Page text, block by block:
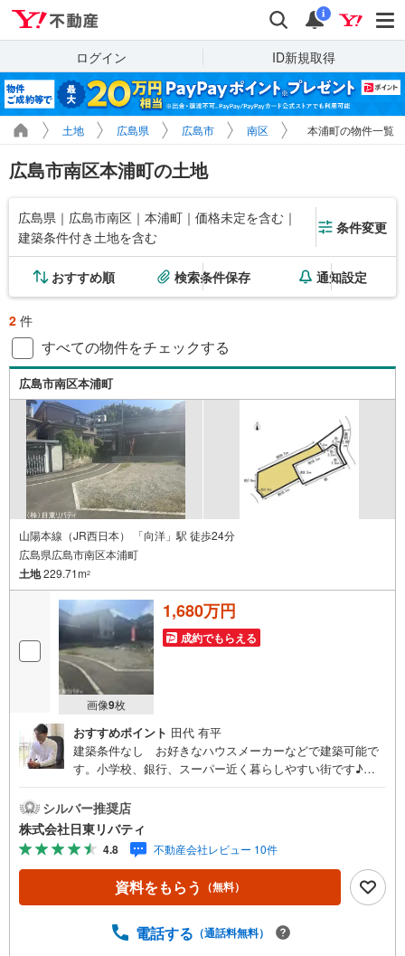
検索 通知
i
ログイン ID新規取得
土地 広島県 広島市 南区 本浦町の物件一覧
広島市南区本浦町の土地
広島県｜広島市南区｜本浦町｜価格未定を含む｜
建築条件付き土地を含む
条件変更
おすすめ順 検索条件保存 通知設定
2 件
すべての物件をチェックする
広島市南区本浦町
山陽本線（JR西日本） 「向洋」駅 徒歩24分
広島県広島市南区本浦町
土地229.71m2
画像9枚
1,680万円
成約でもらえる
おすすめポイント 田代 有平
建築条件なし お好きなハウスメーカーなどで建築可能で
す。小学校、銀行、スーパー近く暮らしやすい街です♪バ
マツダスタジアム近くの日東リバティへ!!チラシやネット広
告に載っていない物件もご紹介できます。広島市内はもち
ろん廿日市から呉・東広島まで6000物件の豊富な情報量!!
「実際に自分自身が住む家を見て納得して買いたい」広告
では分かり難い物件の長所や短所を現地でご確認できま
す。お気軽にお問い合わせ下さい。TV電話やLINE等でオン
まいを通じた出逢いを大切に」をモットーに、創業以来多
シルバー推奨店
株式会社日東リバティ
4.8 不動産会社レビュー 10件
資料をもらう （無料）
電話する （通話料無料）